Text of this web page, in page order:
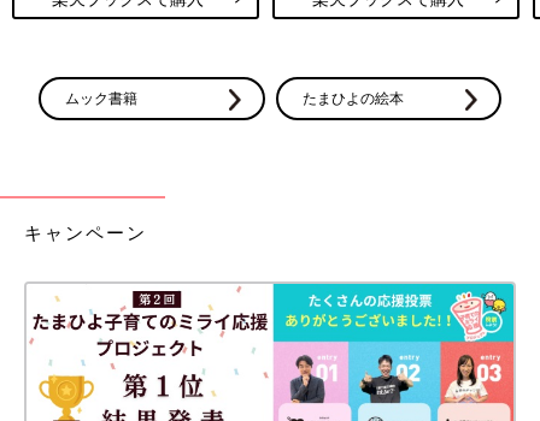
ムック書籍 たまひよの絵本
キャンペーン